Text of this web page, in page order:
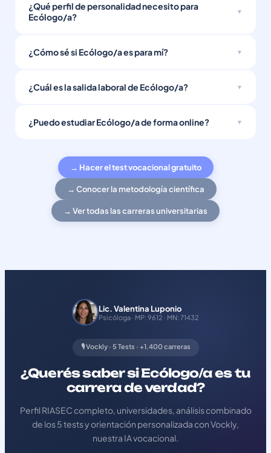
¿Qué perfil de personalidad necesito para
Ecólogo/a?
¿Cómo sé si Ecólogo/a es para mí?
¿Cuál es la salida laboral de Ecólogo/a?
¿Puedo estudiar Ecólogo/a de forma online?
→ Hacer el test vocacional gratuito
→ Conocer la metodología científica
→ Ver todas las carreras universitarias
Lic. Valentina Luponio
Psicóloga · MP: 9612 · MN: 71432
🎙️ Vockly · 5 Tests · +1.400 carreras
¿Querés saber si Ecólogo/a es tu
carrera de verdad?
Perfil RIASEC completo, universidades, análisis combinado
de los 5 tests y orientación personalizada con Vockly,
nuestra IA vocacional.